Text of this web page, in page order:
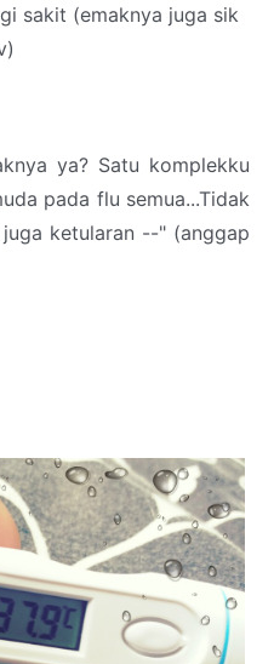
sakit (emaknya juga sik
ya? Satu komplekku
pada flu semua...Tidak
ketularan --" (anggap